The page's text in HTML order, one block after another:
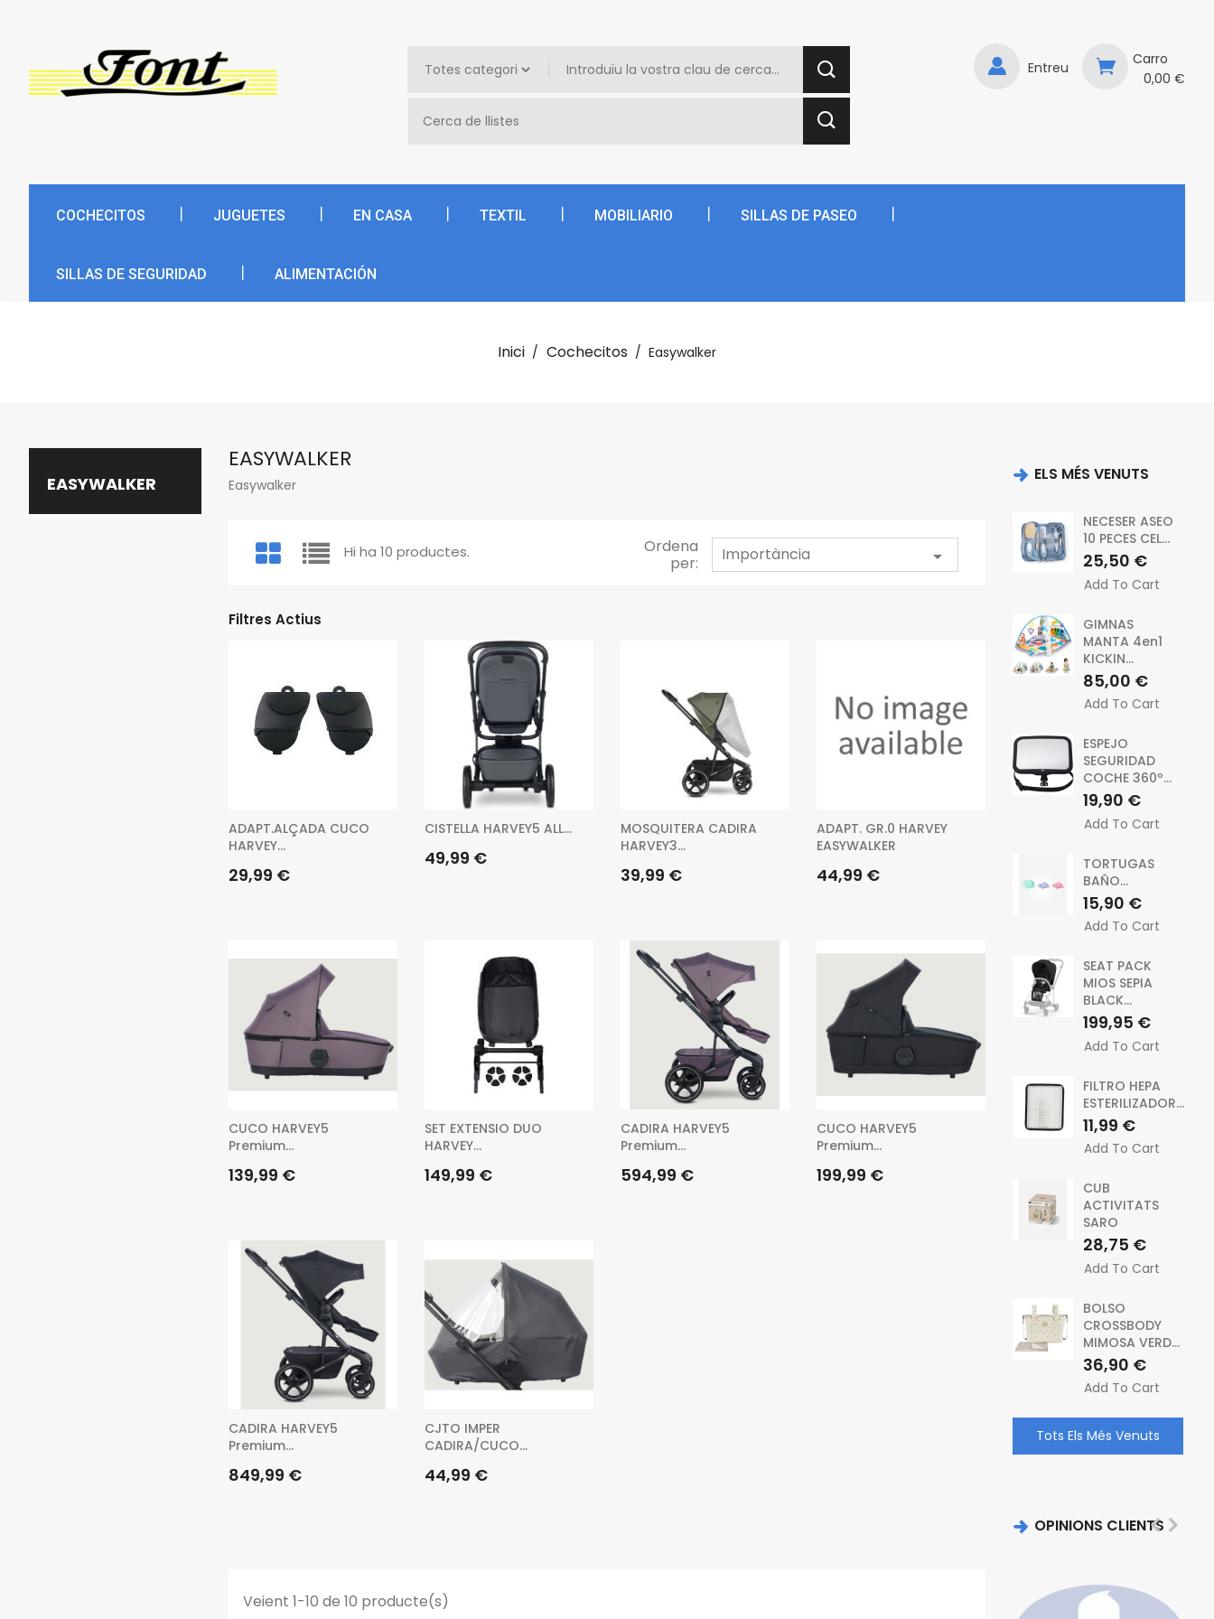
Carro
0,00 €
Entreu
COCHECITOS JUGUETES EN CASA TEXTIL MOBILIARIO SILLAS DE PASEO
SILLAS DE SEGURIDAD ALIMENTACIÓN
Inici Cochecitos Easywalker
EASYWALKER
EASYWALKER
Easywalker
Hi ha 10 productes.
Ordena
per:
Importància 
Filtres Actius
ADAPT.ALÇADA CUCO
HARVEY...
Preu
29,99 €
CISTELLA HARVEY5 ALL...
Preu
49,99 €
MOSQUITERA CADIRA
HARVEY3...
Preu
39,99 €
ADAPT. GR.0 HARVEY
EASYWALKER
Preu
44,99 €
CUCO HARVEY5
Premium...
Preu
139,99 €
SET EXTENSIO DUO
HARVEY...
Preu
149,99 €
CADIRA HARVEY5
Premium...
Preu
594,99 €
CUCO HARVEY5
Premium...
Preu
199,99 €
CADIRA HARVEY5
Premium...
Preu
849,99 €
CJTO IMPER
CADIRA/CUCO...
Preu
44,99 €
Veient 1-10 de 10 producte(s)
ELS MÉS VENUTS
NECESER ASEO
10 PECES CEL...
Preu
25,50 €
Add To Cart
GIMNAS
MANTA 4en1
KICKIN...
Preu
85,00 €
Add To Cart
ESPEJO
SEGURIDAD
COCHE 360º...
Preu
19,90 €
Add To Cart
TORTUGAS
BAÑO...
Preu
15,90 €
Add To Cart
SEAT PACK
MIOS SEPIA
BLACK...
Preu
199,95 €
Add To Cart
FILTRO HEPA
ESTERILIZADOR...
Preu
11,99 €
Add To Cart
CUB
ACTIVITATS
SARO
Preu
28,75 €
Add To Cart
BOLSO
CROSSBODY
MIMOSA VERD...
Preu
36,90 €
Add To Cart
Tots Els Més Venuts
OPINIONS CLIENTS